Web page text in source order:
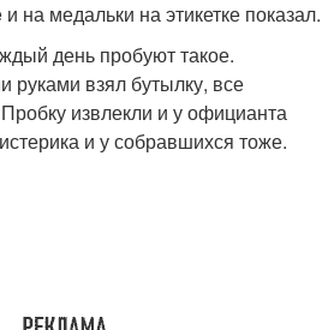
на медальки на этикетке показал.
день пробуют такое.
взял бутылку, все
извлекли и у официанта
и у собравшихся тоже.